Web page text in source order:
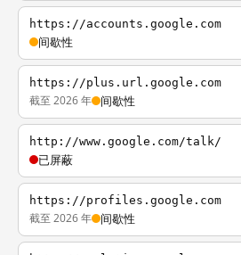
https://accounts.google.com
间歇性
https://plus.url.google.com
截至 2026 年 间歇性
http://www.google.com/talk/
已屏蔽
https://profiles.google.com
截至 2026 年 间歇性